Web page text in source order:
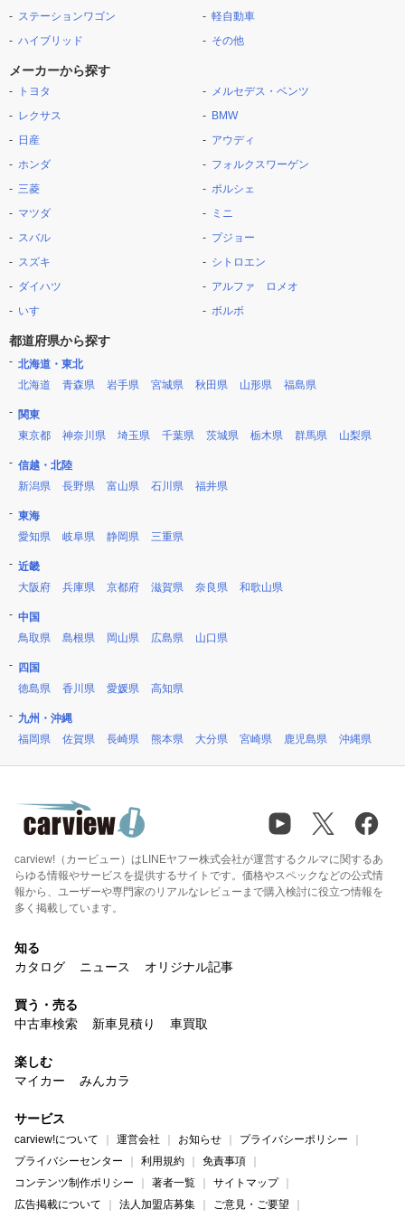
ステーションワゴン
ハイブリッド
軽自動車
その他
メーカーから探す
トヨタ
レクサス
日産
ホンダ
三菱
マツダ
スバル
スズキ
ダイハツ
いすゞ
メルセデス・ベンツ
BMW
アウディ
フォルクスワーゲン
ポルシェ
ミニ
プジョー
シトロエン
アルファ ロメオ
ボルボ
都道府県から探す
北海道・東北
北海道
青森県 岩手県 宮城県 秋田県 山形県 福島県
関東
東京都
神奈川県 埼玉県 千葉県 茨城県 栃木県 群馬県 山梨県
信越・北陸
新潟県
長野県 富山県 石川県 福井県
東海
愛知県
岐阜県 静岡県 三重県
近畿
大阪府
兵庫県 京都府 滋賀県 奈良県 和歌山県
中国
鳥取県
島根県 岡山県 広島県 山口県
四国
徳島県
香川県 愛媛県 高知県
九州・沖縄
福岡県
佐賀県 長崎県 熊本県 大分県 宮崎県 鹿児島県 沖縄県
carview!（カービュー）はLINEヤフー株式会社が運営するクルマに関するあ
らゆる情報やサービスを提供するサイトです。価格やスペックなどの公式情
報から、ユーザーや専門家のリアルなレビューまで購入検討に役立つ情報を
多く掲載しています。
知る
カタログ
ニュース オリジナル記事
買う・売る
中古車検索
新車見積り 車買取
楽しむ
マイカー
みんカラ
サービス
carview!について 運営会社 お知らせ
プライバシーポリシー
プライバシーセンター
利用規約
免責事項
コンテンツ制作ポリシー
著者一覧
サイトマップ
広告掲載について
法人加盟店募集 ご意見・ご要望